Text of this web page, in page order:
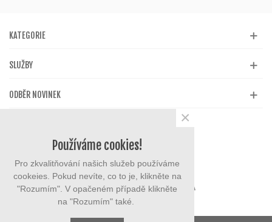
KATEGORIE
SLUŽBY
ODBĚR NOVINEK
Používáme cookies!
Pro zkvalitňování našich služeb používáme
cookeies. Pokud nevíte, co to je, klikněte na
"Rozumím". V opačeném případě klikněte
na "Rozumím" také.
×